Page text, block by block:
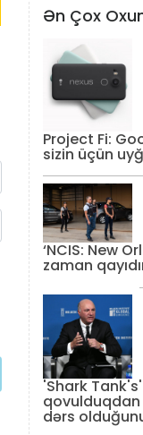
Ən Çox
Project Fi:
sizin üçün
‘NCIS: New
zaman
'Shark
qovulduqdan
dərs